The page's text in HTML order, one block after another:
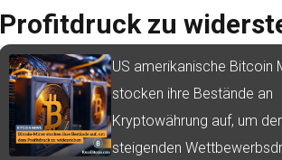
Profitdruck zu
US amerikanische Bitcoin
stocken ihre Bestände an
Kryptowährung auf, um
steigenden